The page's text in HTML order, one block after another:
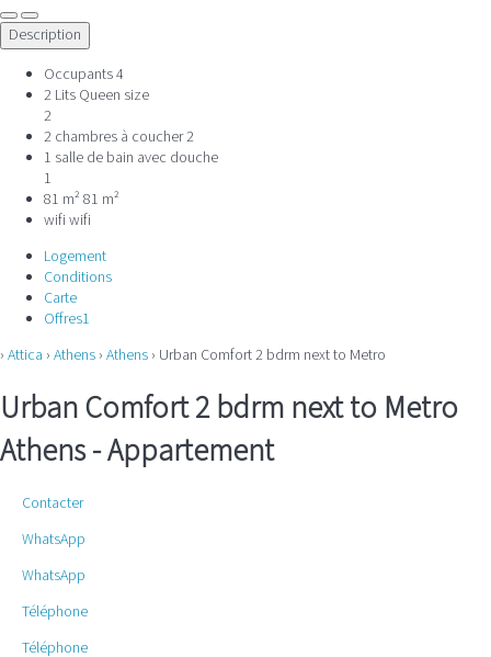
Description
Occupants4
2 Lits Queen size
2
2 chambres à coucher2
1 salle de bain avec douche
1
81 m² 81 m²
wifi wifi
Logement
Conditions
Carte
Offres1
› Attica › Athens › Athens › Urban Comfort 2 bdrm next to Metro
Urban Comfort 2 bdrm next to Metro
Athens -Appartement
Contacter
WhatsApp
WhatsApp
Téléphone
Téléphone